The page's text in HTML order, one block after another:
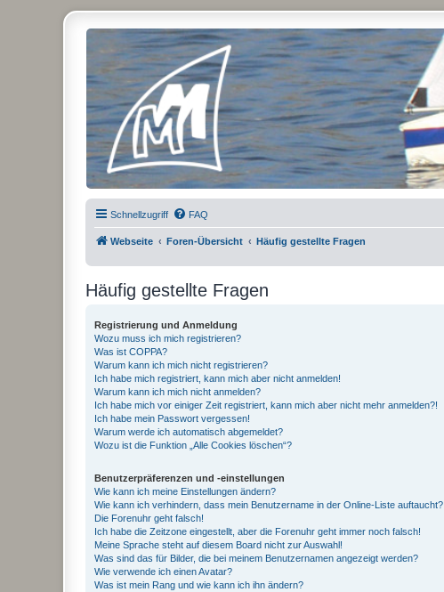
Micro Magic Forum Deutschland
Schnellzugriff FAQ
Webseite Foren-Übersicht Häufig gestellte Fragen
Häufig gestellte Fragen
Registrierung und Anmeldung
Wozu muss ich mich registrieren?
Was ist COPPA?
Warum kann ich mich nicht registrieren?
Ich habe mich registriert, kann mich aber nicht anmelden!
Warum kann ich mich nicht anmelden?
Ich habe mich vor einiger Zeit registriert, kann mich aber nicht mehr anmelden?!
Ich habe mein Passwort vergessen!
Warum werde ich automatisch abgemeldet?
Wozu ist die Funktion „Alle Cookies löschen“?
Benutzerpräferenzen und -einstellungen
Wie kann ich meine Einstellungen ändern?
Wie kann ich verhindern, dass mein Benutzername in der Online-Liste auftaucht?
Die Forenuhr geht falsch!
Ich habe die Zeitzone eingestellt, aber die Forenuhr geht immer noch falsch!
Meine Sprache steht auf diesem Board nicht zur Auswahl!
Was sind das für Bilder, die bei meinem Benutzernamen angezeigt werden?
Wie verwende ich einen Avatar?
Was ist mein Rang und wie kann ich ihn ändern?